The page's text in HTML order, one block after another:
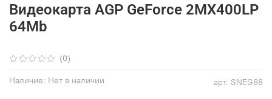
(0)
арт. SNEG88
Наличие: Нет в наличии
Видеокарта AGP GeForce 2MX400LP
64Mb